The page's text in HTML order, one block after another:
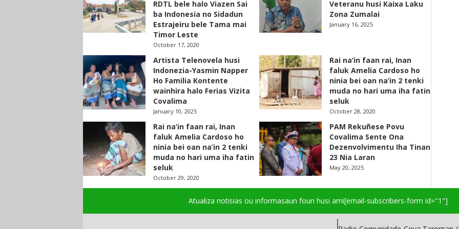
RDTL bele halo Viazen Sai
ba Indonesia no Sidadun
Estrajeiru bele Tama mai
Timor Leste
October 17, 2020
Veteranu husi Kaixa Laku
Zona Zumalai
January 16, 2025
Artista Telenovela husi
Indonezia-Yasmin Napper
Ho Familia Kontente
wainhira halo Ferias Vizita
Covalima
January 10, 2025
Rai na’in faan rai, Inan
faluk Amelia Cardoso ho
ninia bei oan na’in 2 tenki
muda no hari uma iha fatin
seluk
October 28, 2020
Rai na’in faan rai, Inan
faluk Amelia Cardoso ho
ninia bei oan na’in 2 tenki
muda no hari uma iha fatin
seluk
October 29, 2020
PAM Rekuñese Povu
Covalima Sente Ona
Dezenvolvimentu Iha Tinan
23 Nia Laran
May 20, 2025
Atualiza notisias ou informasaun foun husi ami[email-subscribers-form id="1"]